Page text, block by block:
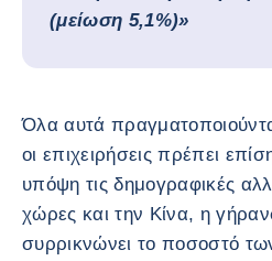
(μείωση 5,1%)»
Όλα αυτά
οι επιχειρήσεις πρέπει
υπόψη τις δημογραφικές
χώρες και την Κίνα, η
συρρικνώνει το ποσοστό